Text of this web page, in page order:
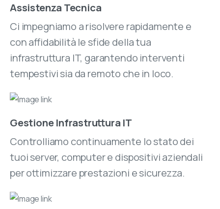
Assistenza Tecnica
Ci impegniamo a risolvere rapidamente e
con affidabilità le sfide della tua
infrastruttura IT, garantendo interventi
tempestivi sia da remoto che in loco.
Gestione Infrastruttura IT
Controlliamo continuamente lo stato dei
tuoi server, computer e dispositivi aziendali
per ottimizzare prestazioni e sicurezza.